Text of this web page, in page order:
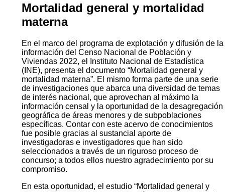
Mortalidad general y mortalidad
materna
En el marco del programa de explotación y difusión de la
información del Censo Nacional de Población y
Viviendas 2022, el Instituto Nacional de Estadística
(INE), presenta el documento “Mortalidad general y
mortalidad materna”. El mismo forma parte de una serie
de investigaciones que abarca una diversidad de temas
de interés nacional, que aprovechan al máximo la
información censal y la oportunidad de la desagregación
geográfica de áreas menores y de subpoblaciones
específicas. Contar con este acervo de conocimientos
fue posible gracias al sustancial aporte de
investigadoras e investigadores que han sido
seleccionados a través de un riguroso proceso de
concurso; a todos ellos nuestro agradecimiento por su
compromiso.
En esta oportunidad, el estudio “Mortalidad general y